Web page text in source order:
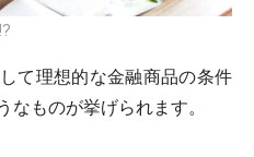
て理想的な金融商品の条件
なものが挙げられます。